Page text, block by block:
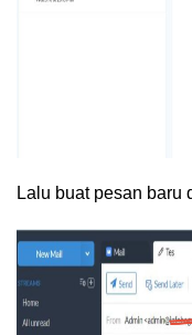
Lalu buat pesan baru